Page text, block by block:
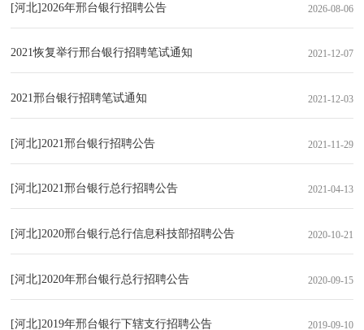
[河北]2026年邢台银行招聘公告 2026-08-06
2021恢复举行邢台银行招聘笔试通知 2021-12-07
2021邢台银行招聘笔试通知 2021-12-03
[河北]2021邢台银行招聘公告 2021-11-29
[河北]2021邢台银行总行招聘公告 2021-04-13
[河北]2020邢台银行总行信息科技部招聘公告 2020-10-21
[河北]2020年邢台银行总行招聘公告 2020-09-15
[河北]2019年邢台银行下辖支行招聘公告 2019-09-10